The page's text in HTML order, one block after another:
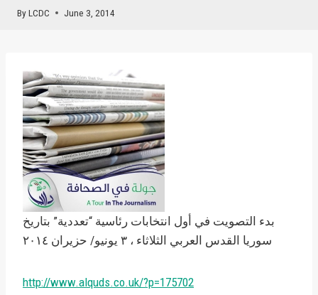
ByLCDC June 3, 2014
بدء التصويت في أول انتخابات رئاسية “تعددية” بتاريخ
سوريا القدس العربي الثلاثاء ، ٣ يونيو/ حزيران ٢٠١٤
http://www.alquds.co.uk/?p=175702